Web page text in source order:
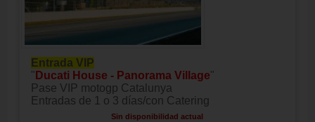
Entrada VIP
" Ducati House - Panorama Village"
Pase VIP motogp Catalunya
Entradas de 1 o 3 días/con Catering
Sin disponibilidad actual